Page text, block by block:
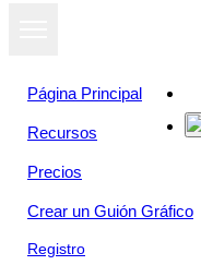
Página Principal
Recursos
Precios
Crear un Guión Gráfico
Registro